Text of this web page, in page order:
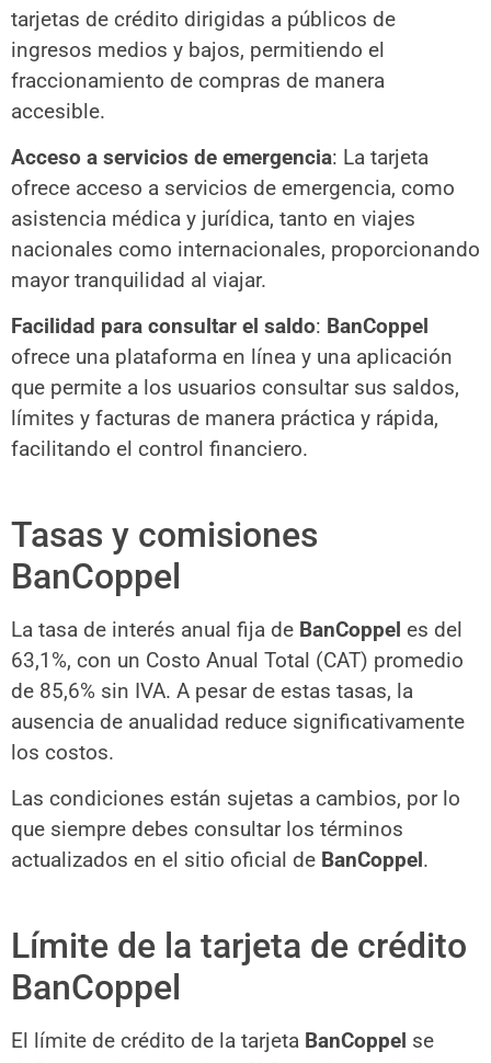
tarjetas de crédito dirigidas a públicos de
ingresos medios y bajos, permitiendo el
fraccionamiento de compras de manera
accesible.
Acceso a servicios de emergencia: La tarjeta
ofrece acceso a servicios de emergencia, como
asistencia médica y jurídica, tanto en viajes
nacionales como internacionales, proporcionando
mayor tranquilidad al viajar.
Facilidad para consultar el saldo: BanCoppel
ofrece una plataforma en línea y una aplicación
que permite a los usuarios consultar sus saldos,
límites y facturas de manera práctica y rápida,
facilitando el control financiero.
Tasas y comisiones
BanCoppel
La tasa de interés anual fija de BanCoppel es del
63,1%, con un Costo Anual Total (CAT) promedio
de 85,6% sin IVA. A pesar de estas tasas, la
ausencia de anualidad reduce significativamente
los costos.
Las condiciones están sujetas a cambios, por lo
que siempre debes consultar los términos
actualizados en el sitio oficial de BanCoppel.
Límite de la tarjeta de crédito
BanCoppel
El límite de crédito de la tarjeta BanCoppel se